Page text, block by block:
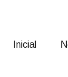
Inicial